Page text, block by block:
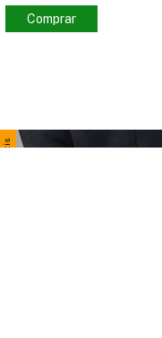
Comprar
Frete grátis